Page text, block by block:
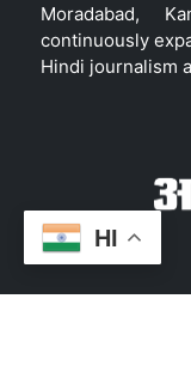
HI
Moradabad,
continuously
Hindi journalism